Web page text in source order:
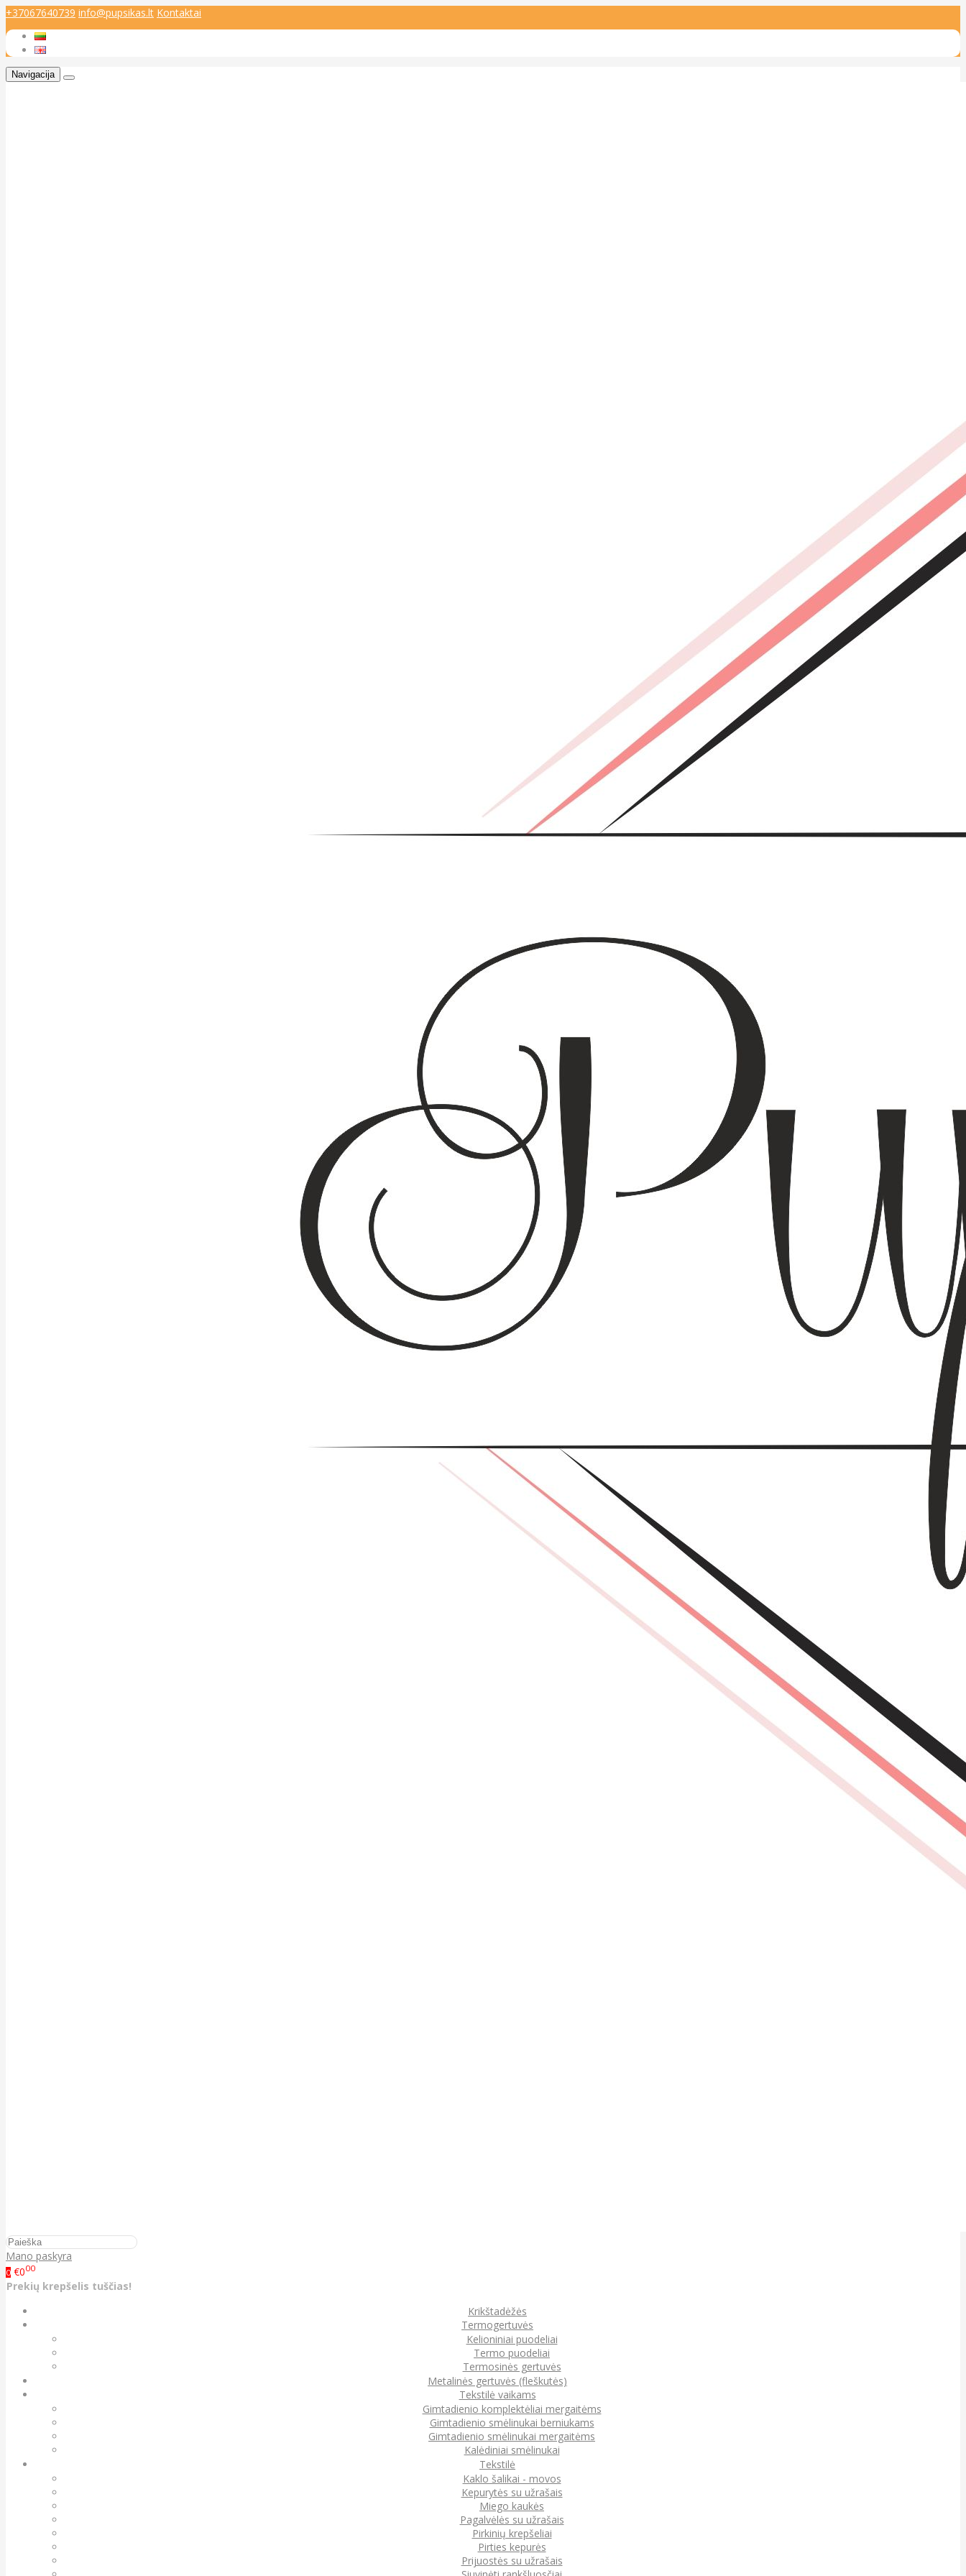
+37067640739 info@pupsikas.lt Kontaktai
Navigacija
Mano paskyra
0 €000
Prekių krepšelis tuščias!
Krikštadėžės
Termogertuvės
Kelioniniai puodeliai
Termo puodeliai
Termosinės gertuvės
Metalinės gertuvės (fleškutės)
Tekstilė vaikams
Gimtadienio komplektėliai mergaitėms
Gimtadienio smėlinukai berniukams
Gimtadienio smėlinukai mergaitėms
Kalėdiniai smėlinukai
Tekstilė
Kaklo šalikai - movos
Kepurytės su užrašais
Miego kaukės
Pagalvėlės su užrašais
Pirkinių krepšeliai
Pirties kepurės
Prijuostės su užrašais